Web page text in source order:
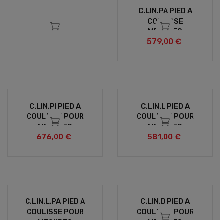
C.LIN.PA PIED A
COULISSE
MESURES
LINEAIRES AVEC
579,00 €
C.LIN.PI PIED A
COULISSE POUR
MESURES
LINEAIRES ET
676,00 €
C.LIN.L PIED A
COULISSE POUR
MESURES
LINEAIRES A BECS
581,00 €
C.LIN.L.PA PIED A
COULISSE POUR
C.LIN.D PIED A
COULISSE POUR